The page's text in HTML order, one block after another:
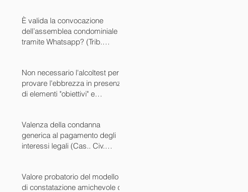
È valida la convocazione
dell’assemblea condominiale
tramite Whatsapp? (Trib.
Non necessario l'alcoltest per
provare l'ebbrezza in presenza
di elementi "obiettivi" e
Valenza della condanna
generica al pagamento degli
interessi legali (Cas.. Civ.
Valore probatorio del modello
di constatazione amichevole di